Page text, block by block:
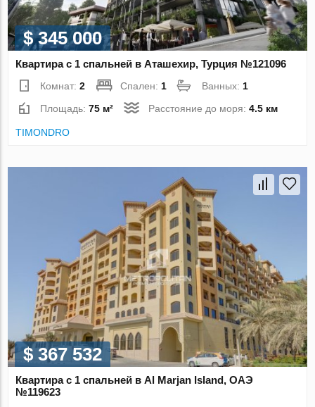
$ 345 000
Квартира с 1 спальней в Аташехир, Турция №121096
Комнат:2 Спален: 1 Ванных: 1
Площадь:75 м² Расстояние до моря:4.5 км
TIMONDRO
$ 367 532
Квартира с 1 спальней в Al Marjan Island, ОАЭ
№119623